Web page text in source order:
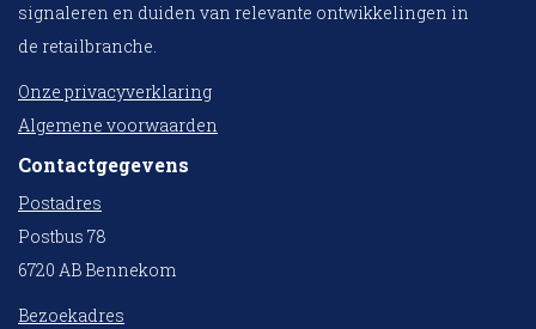
signaleren en duiden van relevante ontwikkelingen in
de retailbranche.
Onze privacyverklaring
Algemene voorwaarden
Contactgegevens
Postadres
Postbus 78
6720 AB Bennekom
Bezoekadres